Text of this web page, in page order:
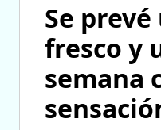
Se
fresco y
semana